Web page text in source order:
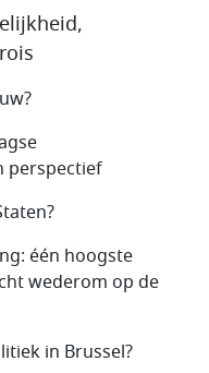
perspectief
één hoogste
wederom op de
in Brussel?